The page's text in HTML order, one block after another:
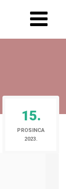
15.
PROSINCA
2023.